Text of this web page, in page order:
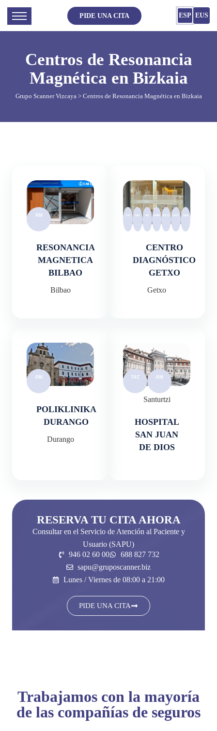
PIDE UNA CITA ESP EUS
Centros de Resonancia
Magnética en Bizkaia
Grupo Scanner Vizcaya> Centros de Resonancia Magnética en Bizkaia
RESONANCIA
MAGNETICA
BILBAO
Bilbao
CENTRO
DIAGNÓSTICO
GETXO
Getxo
POLIKLINIKA
DURANGO
Durango
Santurtzi
HOSPITAL
SAN JUAN
DE DIOS
RESERVA TU CITA AHORA
Consultar en el Servicio de Atención al Paciente y
Usuario (SAPU)
946 02 60 00
688 827 732
sapu@gruposcanner.biz
Lunes / Viernes de 08:00 a 21:00
PIDE UNA CITA
Trabajamos con la mayoría
de las compañías de seguros